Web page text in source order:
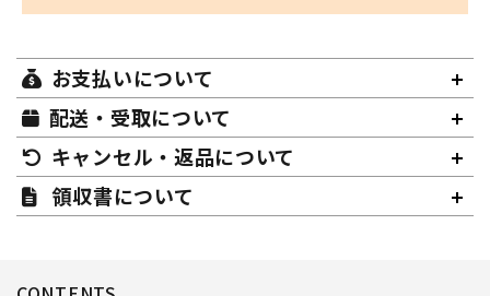
お支払いについて
配送・受取について
キャンセル・返品について
領収書について